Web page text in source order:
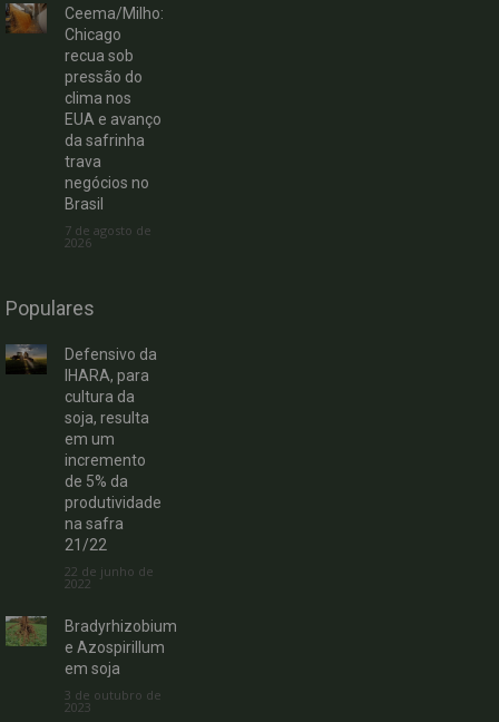
Ceema/Milho:
Chicago
recua sob
pressão do
clima nos
EUA e avanço
da safrinha
trava
negócios no
Brasil
7 de agosto de
2026
Populares
Defensivo da
IHARA, para
cultura da
soja, resulta
em um
incremento
de 5% da
produtividade
na safra
21/22
22 de junho de
2022
Bradyrhizobium
e Azospirillum
em soja
3 de outubro de
2023